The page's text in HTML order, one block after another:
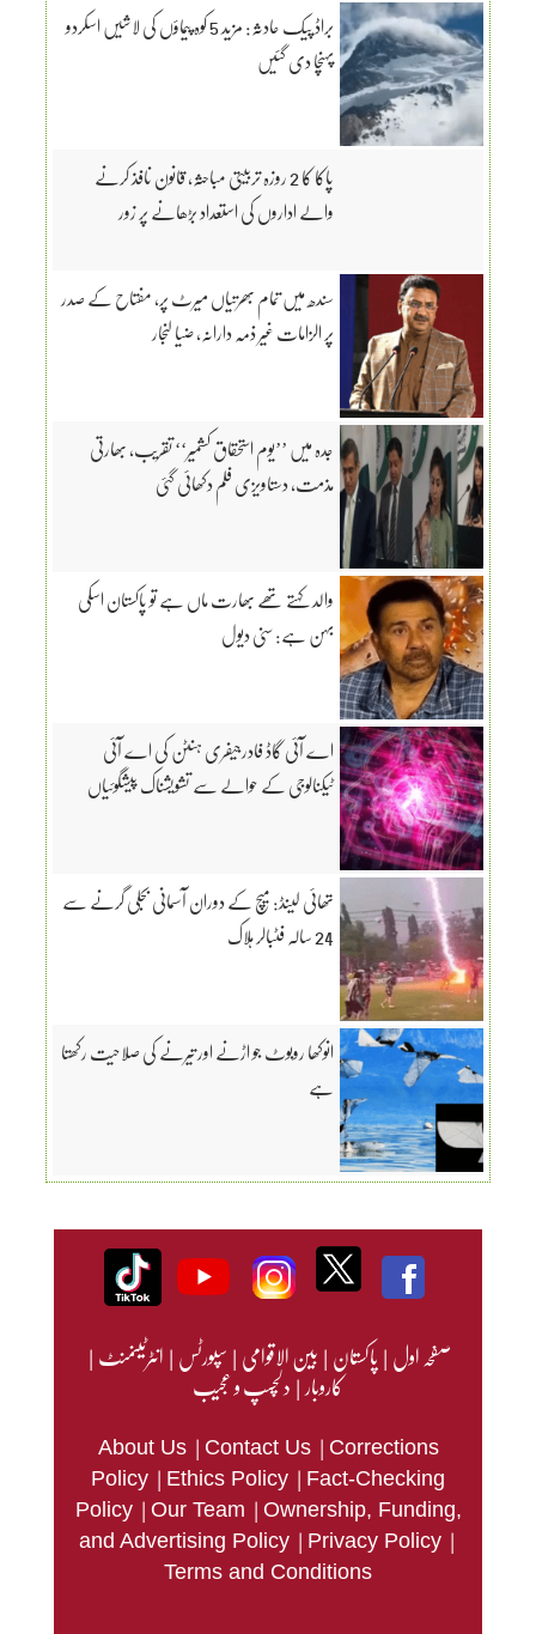
براڈ پیک حادثہ: مزید 5 کوہ پیماؤں کی لاشیں اسکردو
پہنچا دی گئیں
پاکا کا 2 روزہ تربیتی مباحثہ، قانون نافذ کرنے
والے اداروں کی استعداد بڑھانے پر زور
سندھ میں تمام بھرتیاں میرٹ پر، مفتاح کے صدر
پر الزامات غیر ذمہ دارانہ، ضیا لنجار
جدہ میں ’’یوم استحقاق کشمیر‘‘ تقریب، بھارتی
مذمت، دستاویزی فلم دکھائی گئی
والد کہتے تھے بھارت ماں ہے تو پاکستان اسکی
بہن ہے: سنی دیول
اے آئی گاڈ فادرجیفری ہنٹن کی اے آئی
ٹیکنالوجی کے حوالے سے تشویشناک پیشگوئیاں
تھائی لینڈ: میچ کے دوران آسمانی بجلی گرنے سے
24 سالہ فٹبالر ہلاک
انوکھا روبوٹ جو اڑنے اور تیرنے کی صلاحیت رکھتا
ہے
صفحہ اول|پاکستان|بین الاقوامی|سپورٹس|انٹرٹینمنٹ|
کاروبار|دلچسپ و عجیب
About Us | Contact Us | Corrections
Policy | Ethics Policy | Fact-Checking
Policy | Our Team | Ownership, Funding,
and Advertising Policy | Privacy Policy |
Terms and Conditions